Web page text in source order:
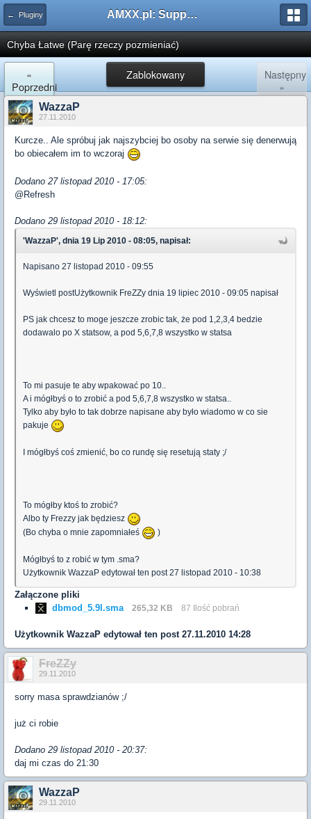
← Pluginy AMXX.pl: Support AMX Mod X i SourceMod
Chyba Łatwe (Parę rzeczy pozmieniać)
Zablokowany
«
Poprzedni
Następny
»
WazzaP
27.11.2010
Kurcze.. Ale spróbuj jak najszybciej bo osoby na serwie się denerwują
bo obiecałem im to wczoraj
Dodano 27 listopad 2010 - 17:05:
@Refresh
Dodano 29 listopad 2010 - 18:12:
'WazzaP', dnia 19 Lip 2010 - 08:05, napisał:
Napisano 27 listopad 2010 - 09:55
Wyświetl postUżytkownik FreZZy dnia 19 lipiec 2010 - 09:05 napisał
PS jak chcesz to moge jeszcze zrobic tak, że pod 1,2,3,4 bedzie
dodawalo po X statsow, a pod 5,6,7,8 wszystko w statsa
To mi pasuje te aby wpakować po 10..
A i mógłbyś o to zrobić a pod 5,6,7,8 wszystko w statsa..
Tylko aby było to tak dobrze napisane aby było wiadomo w co sie
pakuje
I mógłbyś coś zmienić, bo co rundę się resetują staty ;/
To mógłby ktoś to zrobić?
Albo ty Frezzy jak będziesz
(Bo chyba o mnie zapomniałeś
)
Mógłbyś to z robić w tym .sma?
Użytkownik WazzaP edytował ten post 27 listopad 2010 - 10:38
Załączone pliki
dbmod_5.9l.sma
265,32 KB 87 Ilość pobrań
Użytkownik WazzaP edytował ten post 27.11.2010 14:28
FreZZy
29.11.2010
sorry masa sprawdzianów ;/
już ci robie
Dodano 29 listopad 2010 - 20:37:
daj mi czas do 21:30
WazzaP
29.11.2010